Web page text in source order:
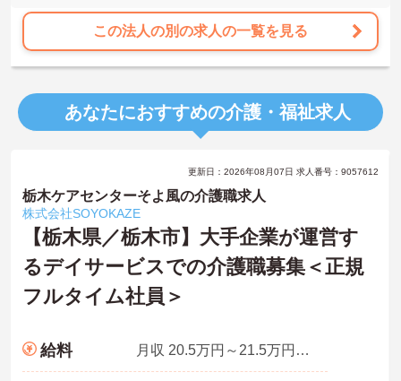
この法人の別の求人の一覧を見る
あなたにおすすめの介護・福祉求人
更新日：2026年08月07日 求人番号：9057612
栃木ケアセンターそよ風の介護職求人
株式会社SOYOKAZE
【栃木県／栃木市】大手企業が運営す
るデイサービスでの介護職募集＜正規
フルタイム社員＞
給料 月収 20.5万円～21.5万円程度 諸手当込